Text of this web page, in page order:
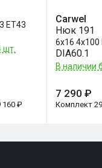
ET43
шт.
160 ₽
Carwel
Нюк 191
6x16 4x100
DIA60.1
В наличии
7 290 ₽
Комплект